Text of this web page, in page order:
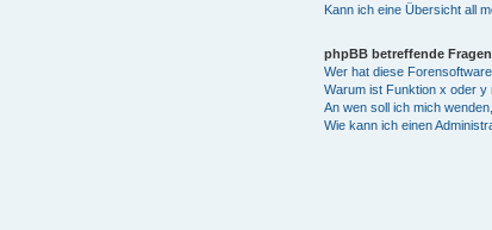
Kann ich eine Übersicht all
phpBB betreffende Fragen
Wer hat diese
Warum ist Funktion x oder y
An wen soll ich mich
Wie kann ich einen